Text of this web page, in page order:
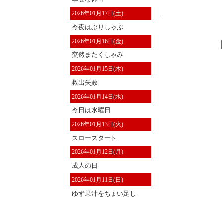
2026年01月17日(土)
今夜はぶりしゃぶ
2026年01月16日(金)
突然またくしゃみ
2026年01月15日(木)
救出失敗
2026年01月14日(水)
今日は水曜日
2026年01月13日(火)
スロースタート
2026年01月12日(月)
成人の日
2026年01月11日(日)
ゆず果汁をちょい足し